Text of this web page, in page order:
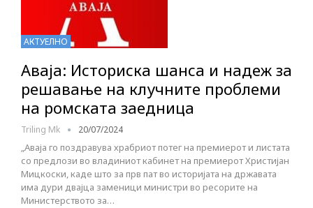
АКТУЕЛНО
Аваја: Историска шанса и надеж за
решавање на клучните проблеми
на ромската заедница
Triling Mk 20/07/2024
„Аваја го поздравува храбриот потег на премиерот и листата
со предлози во владиниот кабинет на премиерот Христијан
Мицкоски, каде што за прв пат во историјата на државата
има дури двајца заменици министри во ресорите на
Министерството за…